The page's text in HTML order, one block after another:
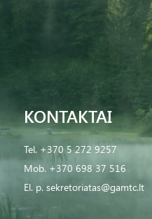
KONTAKTAI
Tel. +370 5 272 9257
Mob. +370 698 37 516
El. p. sekretoriatas@gamtc.lt